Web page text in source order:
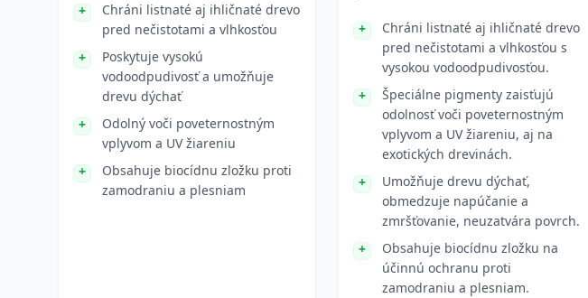
Chráni listnaté aj ihličnaté drevo
pred nečistotami a vlhkosťou
Poskytuje vysokú
vodoodpudivosť a umožňuje
drevu dýchať
Odolný voči poveternostným
vplyvom a UV žiareniu
Obsahuje biocídnu zložku proti
zamodraniu a plesniam
Chráni listnaté aj ihličnaté drevo
pred nečistotami a vlhkosťou s
vysokou vodoodpudivosťou.
Špeciálne pigmenty zaisťujú
odolnosť voči poveternostným
vplyvom a UV žiareniu, aj na
exotických drevinách.
Umožňuje drevu dýchať,
obmedzuje napúčanie a
zmršťovanie, neuzatvára povrch.
Obsahuje biocídnu zložku na
účinnú ochranu proti
zamodraniu a plesniam.